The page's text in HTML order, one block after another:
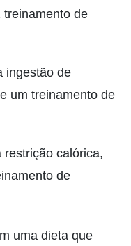
de
ingestão de
um treinamento de
restrição calórica,
de
uma dieta que